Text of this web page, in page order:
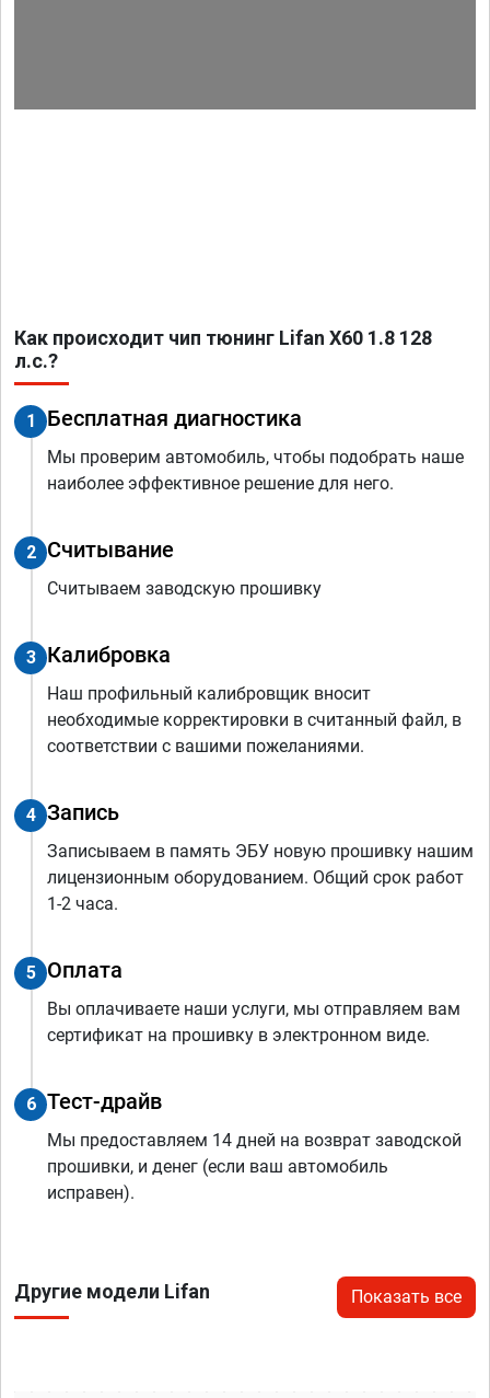
Как происходит чип тюнинг Lifan X60 1.8 128
л.с.?
1 Бесплатная диагностика
Мы проверим автомобиль, чтобы подобрать наше
наиболее эффективное решение для него.
2 Считывание
Считываем заводскую прошивку
3 Калибровка
Наш профильный калибровщик вносит
необходимые корректировки в считанный файл, в
соответствии с вашими пожеланиями.
4 Запись
Записываем в память ЭБУ новую прошивку нашим
лицензионным оборудованием. Общий срок работ
1-2 часа.
5 Оплата
Вы оплачиваете наши услуги, мы отправляем вам
сертификат на прошивку в электронном виде.
6 Тест-драйв
Мы предоставляем 14 дней на возврат заводской
прошивки, и денег (если ваш автомобиль
исправен).
Другие модели Lifan Показать все